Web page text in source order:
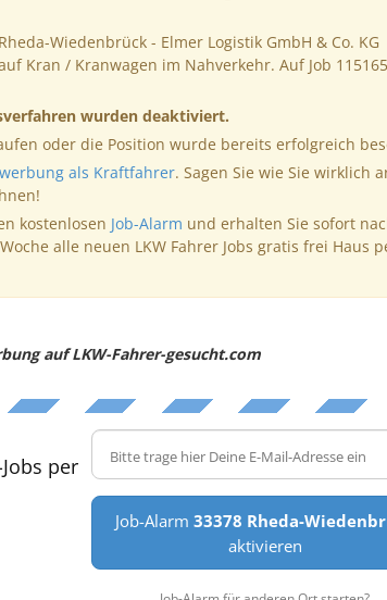
Wiedenbrück - Elmer Logistik GmbH & Co. KG
Kran / Kranwagen im Nahverkehr. Auf Job 115165
wurden deaktiviert.
oder die Position wurde bereits erfolgreich
als Kraftfahrer. Sagen Sie wie Sie wirklich
kostenlosen Job-Alarm und erhalten Sie sofort
alle neuen LKW Fahrer Jobs gratis frei Haus
auf LKW-Fahrer-gesucht.com
per
Job-Alarm 33378 Rheda-
aktivieren